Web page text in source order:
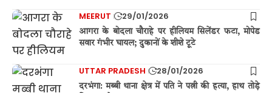
MEERUT 29/01/2026
आगरा के बोदला चौराहे पर हीलियम सिलेंडर फटा, मोपेड
सवार गंभीर घायल; दुकानों के शीशे टूटे
UTTAR PRADESH 28/01/2026
दरभंगा: मब्बी थाना क्षेत्र में पति ने पत्नी की हत्या, हाथ तोड़े